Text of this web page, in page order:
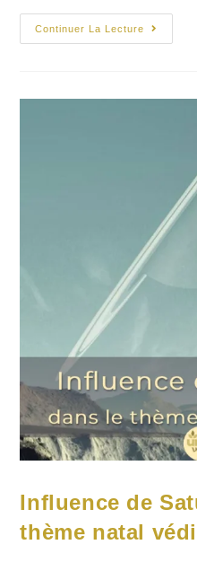
Continuer La Lecture
Thème
Astral
Influence de
thème natal